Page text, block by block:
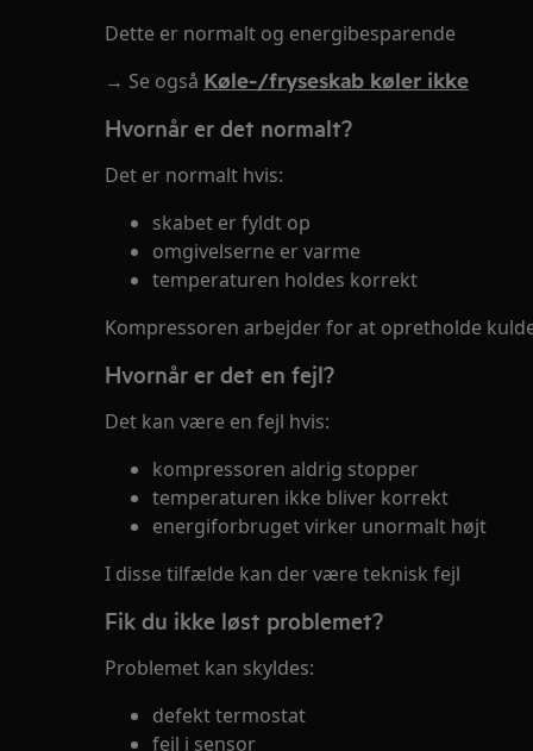
Dette er normalt og energibesparende
→ Se også Køle-/fryseskab køler ikke
Hvornår er det normalt?
Det er normalt hvis:
skabet er fyldt op
omgivelserne er varme
temperaturen holdes korrekt
Kompressoren arbejder for at opretholde
Hvornår er det en fejl?
Det kan være en fejl hvis:
kompressoren aldrig stopper
temperaturen ikke bliver korrekt
energiforbruget virker unormalt højt
I disse tilfælde kan der være teknisk fejl
Fik du ikke løst problemet?
Problemet kan skyldes:
defekt termostat
fejl i sensor